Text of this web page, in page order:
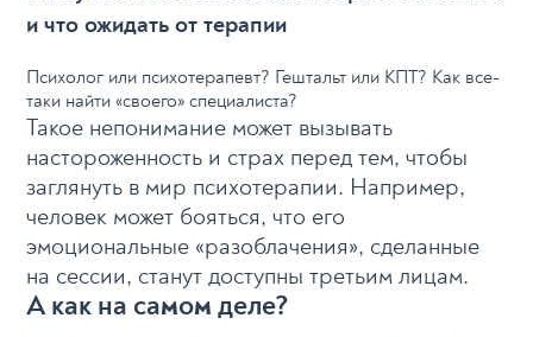
и что ожидать от терапии
Психолог или психотерапевт? Гештальт или КПТ? Как все-
таки найти «своего» специалиста?
Такое непонимание может вызывать
настороженность и страх перед тем, чтобы
заглянуть в мир психотерапии. Например,
человек может бояться, что его
эмоциональные «разоблачения», сделанные
на сессии, станут доступны третьим лицам.
А как на самом деле?